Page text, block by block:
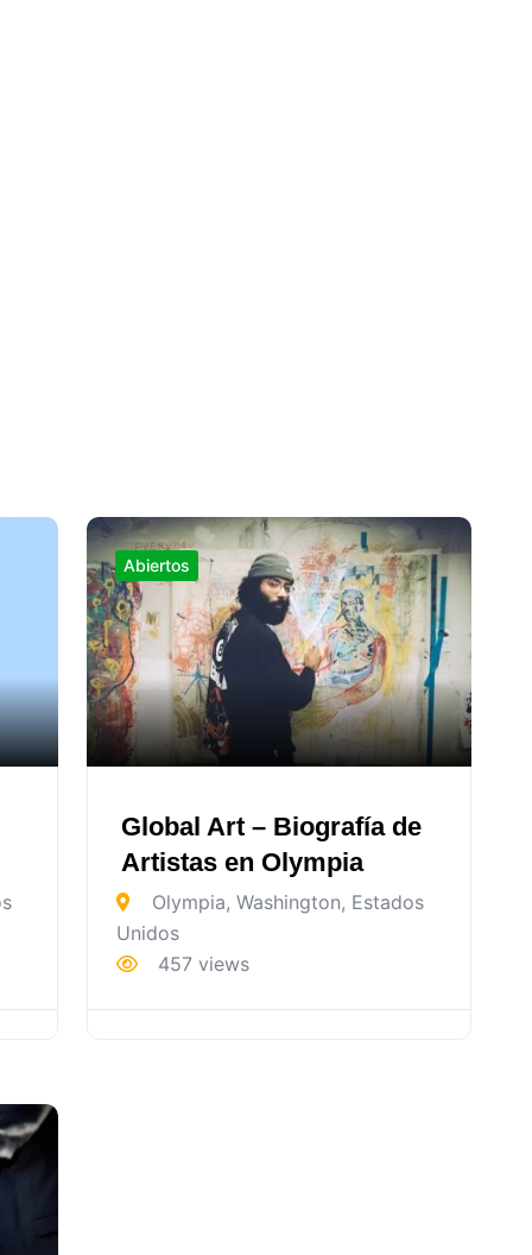
Abiertos
Global Art – Biografía de
Artistas en Olympia
Olympia, Washington, Estados
Unidos
457 views